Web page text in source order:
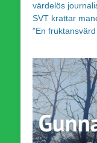
värdelös
SVT krattar
”En